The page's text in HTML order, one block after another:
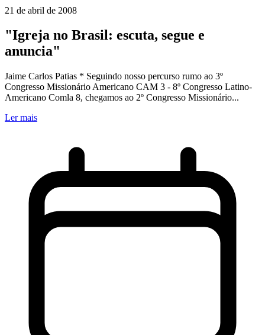
21 de abril de 2008
"Igreja no Brasil: escuta, segue e
anuncia"
Jaime Carlos Patias * Seguindo nosso percurso rumo ao 3º
Congresso Missionário Americano CAM 3 - 8º Congresso Latino-
Americano Comla 8, chegamos ao 2º Congresso Missionário...
Ler mais